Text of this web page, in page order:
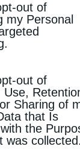
third
out of
my Personal
out of
Use,
Sharing of
that Is
the
was collected.
2016
για την